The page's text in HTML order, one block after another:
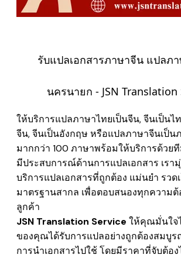
รับแปลเอกสารภาษาจีน แปลภ
นครนายก - JSN Translation
ให้บริการแปลภาษาไทยเป็นจีน, จีนเป็นไ
จีน, จีนเป็นอังกฤษ หรือแปลภาษาจีนเป็น
มากกว่า 100 ภาษาพร้อมให้บริการด้วย
มีประสบการณ์ด้านการแปลเอกสาร เรา
บริการแปลเอกสารที่ถูกต้อง แม่นยำ รวด
มาตรฐานสากล เพื่อตอบสนองทุกความต้
ลูกค้า
JSN Translation Service ให้คุณมั่นใจ
ของคุณได้รับการแปลอย่างถูกต้องสมบูร
การนำเอกสารไปใช้ โดยมีราคาที่จับต้อง